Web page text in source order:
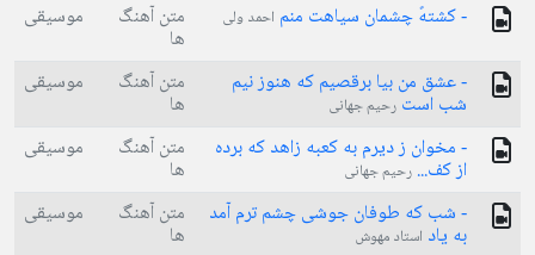
- کشتهً چشمان سیاهت منم احمد ولی متن آهنگ
ها
موسیقی
- عشق من بیا برقصیم که هنوز نیم
شب است رحیم جهانی
متن آهنگ
ها
موسیقی
- مخوان ز دیرم به کعبه زاهد که برده
از کف... رحیم جهانی
متن آهنگ
ها
موسیقی
- شب که طوفان جوشی چشم ترم آمد
به یاد استاد مهوش
متن آهنگ
ها
موسیقی